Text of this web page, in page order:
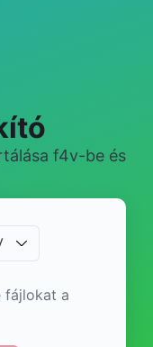
f4v-be és
fájlokat a